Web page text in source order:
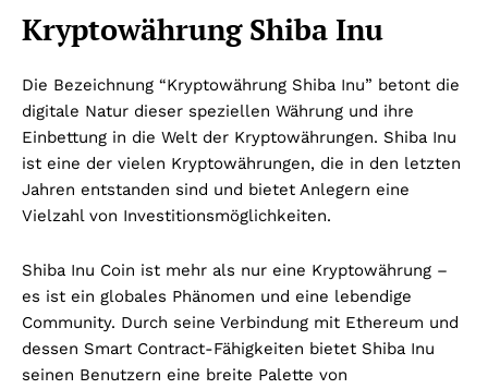
Kryptowährung Shiba Inu
Die Bezeichnung “Kryptowährung Shiba Inu” betont die
digitale Natur dieser speziellen Währung und ihre
Einbettung in die Welt der Kryptowährungen. Shiba Inu
ist eine der vielen Kryptowährungen, die in den letzten
Jahren entstanden sind und bietet Anlegern eine
Vielzahl von Investitionsmöglichkeiten.
Shiba Inu Coin ist mehr als nur eine Kryptowährung –
es ist ein globales Phänomen und eine lebendige
Community. Durch seine Verbindung mit Ethereum und
dessen Smart Contract-Fähigkeiten bietet Shiba Inu
seinen Benutzern eine breite Palette von